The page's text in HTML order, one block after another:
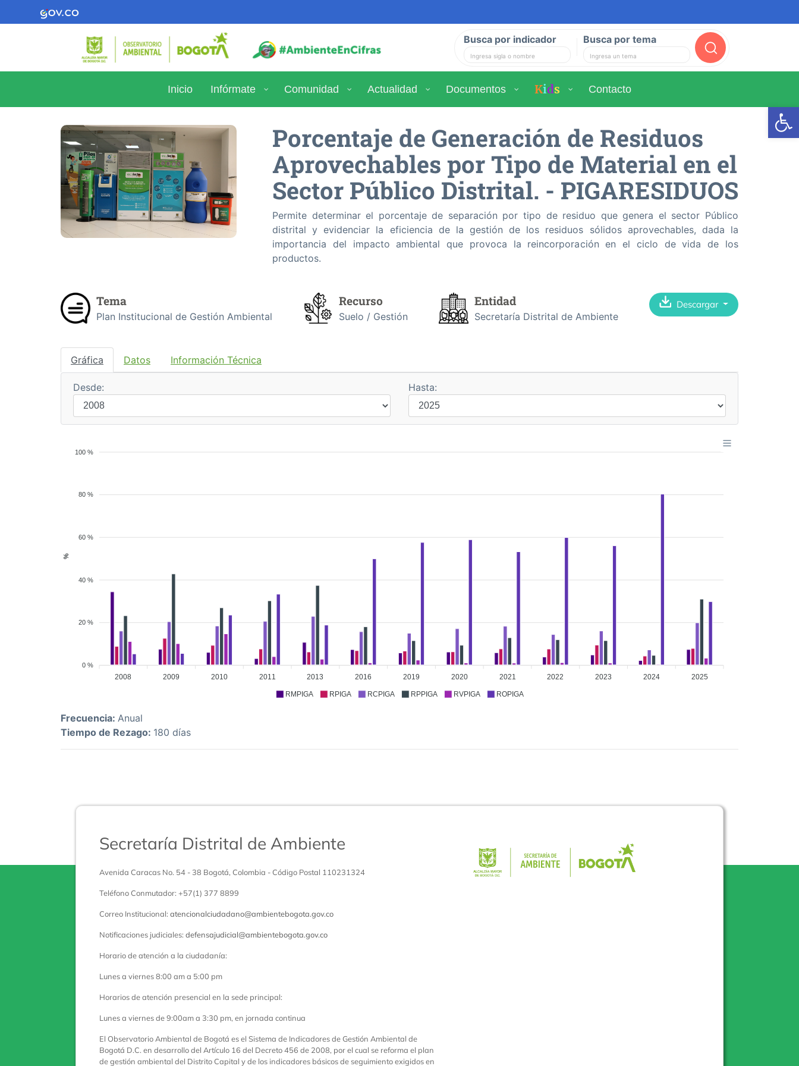
Busca por indicador Busca por tema
Buscar
Inicio Infórmate Comunidad Actualidad Documentos Kids Contacto
Porcentaje de Generación de Residuos
Aprovechables por Tipo de Material en el
Sector Público Distrital. - PIGARESIDUOS
Permite determinar el porcentaje de separación por tipo de residuo que genera el sector Público
distrital y evidenciar la eficiencia de la gestión de los residuos sólidos aprovechables, dada la
importancia del impacto ambiental que provoca la reincorporación en el ciclo de vida de los
productos.
Tema
Plan Institucional de Gestión Ambiental
Recurso
Suelo / Gestión
Entidad
Secretaría Distrital de Ambiente
Descargar
Gráfica Datos Información Técnica
Desde: Hasta:
100 %
80 %
60 %
40 %
20 %
0 %
%
2008 2009 2010 2011 2013 2016 2019 2020 2021 2022 2023 2024 2025
RMPIGA RPIGA RCPIGA RPPIGA RVPIGA ROPIGA
Frecuencia: Anual
Tiempo de Rezago: 180 días
Secretaría Distrital de Ambiente
Avenida Caracas No. 54 - 38 Bogotá, Colombia - Código Postal 110231324
Teléfono Conmutador: +57(1) 377 8899
Correo Institucional: atencionalciudadano@ambientebogota.gov.co
Notificaciones judiciales: defensajudicial@ambientebogota.gov.co
Horario de atención a la ciudadanía:
Lunes a viernes 8:00 am a 5:00 pm
Horarios de atención presencial en la sede principal:
Lunes a viernes de 9:00am a 3:30 pm, en jornada continua
El Observatorio Ambiental de Bogotá es el Sistema de Indicadores de Gestión Ambiental de
Bogotá D.C. en desarrollo del Artículo 16 del Decreto 456 de 2008, por el cual se reforma el plan
de gestión ambiental del Distrito Capital y de los indicadores básicos de seguimiento exigidos en